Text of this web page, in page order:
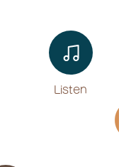
Listen​